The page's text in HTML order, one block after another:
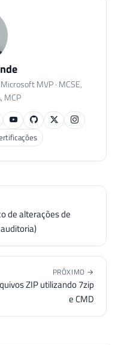
MVP · MCSE,
MCP
de alterações de
PRÓXIMO →
ZIP utilizando 7zip
e CMD